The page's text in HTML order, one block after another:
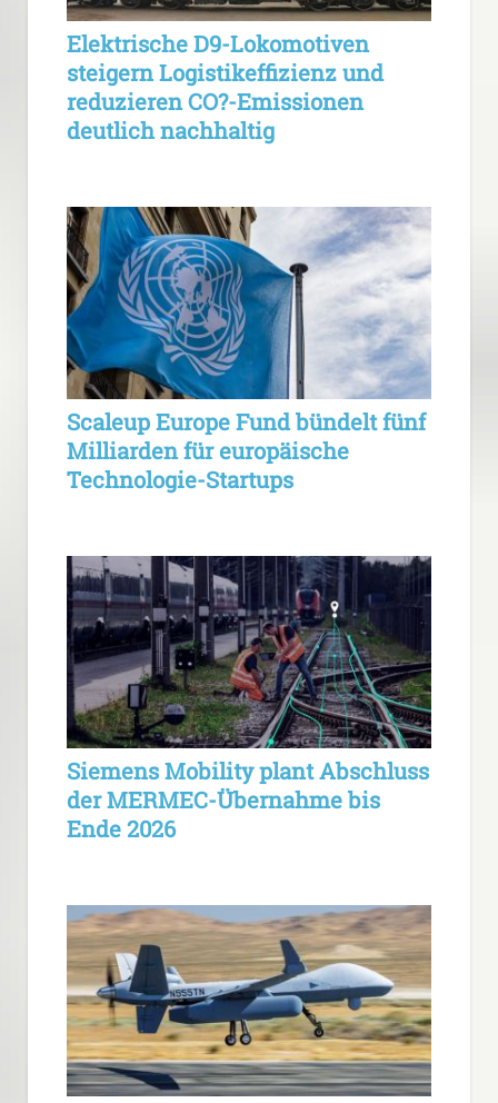
Elektrische D9-Lokomotiven
steigern Logistikeffizienz und
reduzieren CO?-Emissionen
deutlich nachhaltig
Scaleup Europe Fund bündelt fünf
Milliarden für europäische
Technologie-Startups
Siemens Mobility plant Abschluss
der MERMEC-Übernahme bis
Ende 2026